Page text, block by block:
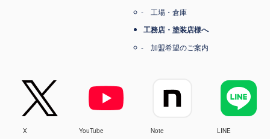
工場・倉庫
工務店・塗装店様へ
加盟希望のご案内
X YouTube Note LINE